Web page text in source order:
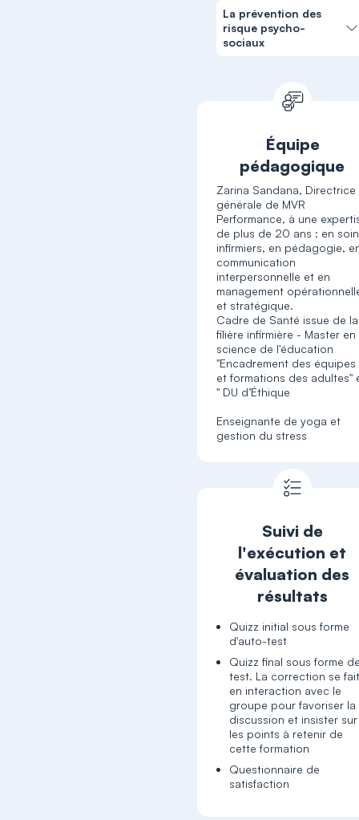
La prévention des
risque psycho-
sociaux
Équipe
pédagogique
Zarina Sandana, Directrice
générale de MVR
Performance, à une
de plus de 20 ans : en
infirmiers, en pédagogie,
communication
interpersonnelle et en
management
et stratégique.
Cadre de Santé issue de la
filière infirmière - Master en
science de l'éducation
"Encadrement des équipes
et formations des adultes"
" DU d’Éthique
Enseignante de yoga et
gestion du stress
Suivi de
l'exécution et
évaluation des
résultats
Quizz initial sous forme
d'auto-test
Quizz final sous forme
test. La correction se
en interaction avec le
groupe pour favoriser la
discussion et insister sur
les points à retenir de
cette formation
Questionnaire de
satisfaction